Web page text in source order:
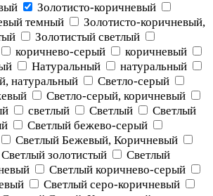
Золотисто-коричневый
темный
Золотисто-коричневый,
Золотистый светлый
коричнево-серый
коричневый
Натуральный
натуральный
натуральный
Светло-серый
Светло-серый, коричневый
светлый Светлый
Светлый
Светлый бежево-серый
Светлый Бежевый, Коричневый
Светлый золотистый
Светлый
Светлый коричнево-серый
Светлый серо-коричневый